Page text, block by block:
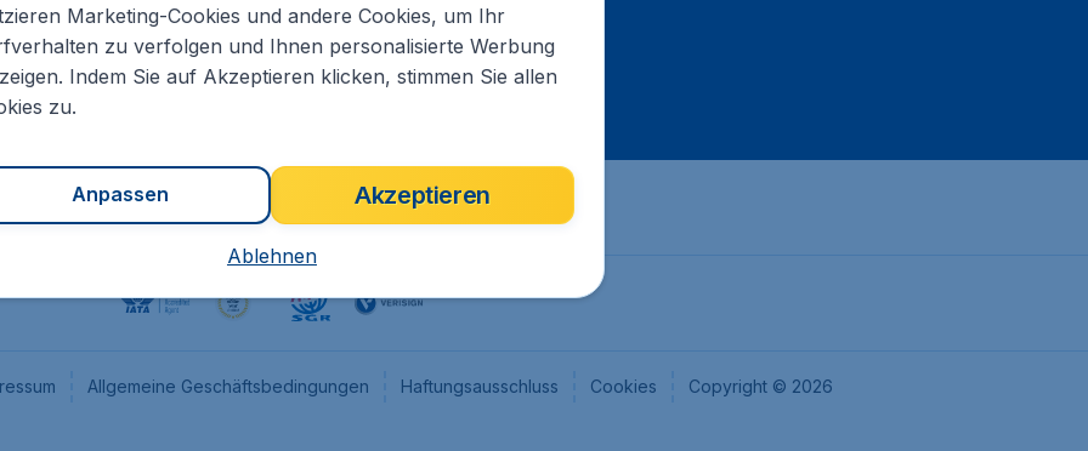
CheapTickets.ch
CheapTickets.sg
Flugladen.at
Allgemeine Geschäftsbedingungen Haftungsausschluss Cookies Copyright © 2026
Marketing-Cookies und andere Cookies, um Ihr
zu verfolgen und Ihnen personalisierte Werbung
Indem Sie auf Akzeptieren klicken, stimmen Sie allen
zu.
Akzeptieren
Anpassen
Ablehnen